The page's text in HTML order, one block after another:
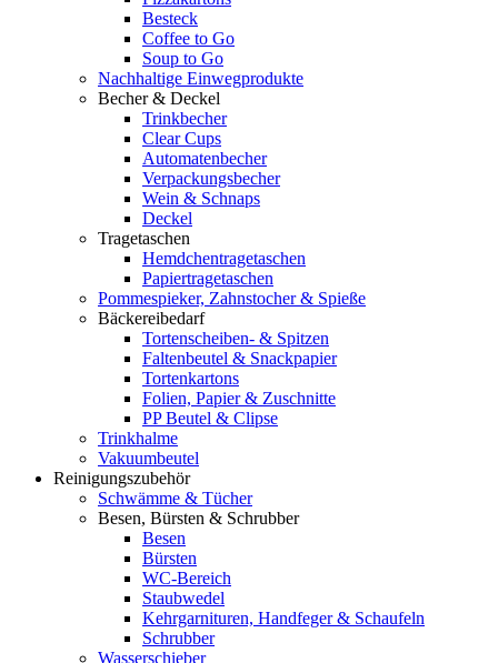
Besteck
Coffee to Go
Soup to Go
Nachhaltige Einwegprodukte
Becher & Deckel
Trinkbecher
Clear Cups
Automatenbecher
Verpackungsbecher
Wein & Schnaps
Deckel
Tragetaschen
Hemdchentragetaschen
Papiertragetaschen
Pommespieker, Zahnstocher & Spieße
Bäckereibedarf
Tortenscheiben- & Spitzen
Faltenbeutel & Snackpapier
Tortenkartons
Folien, Papier & Zuschnitte
PP Beutel & Clipse
Trinkhalme
Vakuumbeutel
Reinigungszubehör
Schwämme & Tücher
Besen, Bürsten & Schrubber
Besen
Bürsten
WC-Bereich
Staubwedel
Kehrgarnituren, Handfeger & Schaufeln
Schrubber
Wasserschieber